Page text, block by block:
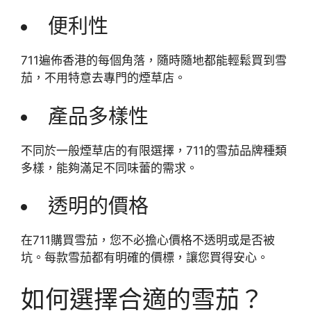
便利性
711遍佈香港的每個角落，隨時隨地都能輕鬆買到雪
茄，不用特意去專門的煙草店。
產品多樣性
不同於一般煙草店的有限選擇，711的雪茄品牌種類
多樣，能夠滿足不同味蕾的需求。
透明的價格
在711購買雪茄，您不必擔心價格不透明或是否被
坑。每款雪茄都有明確的價標，讓您買得安心。
如何選擇合適的雪茄？